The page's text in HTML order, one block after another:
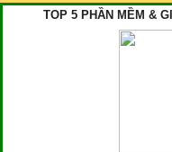
TOP 5 PHẦN MỀM &